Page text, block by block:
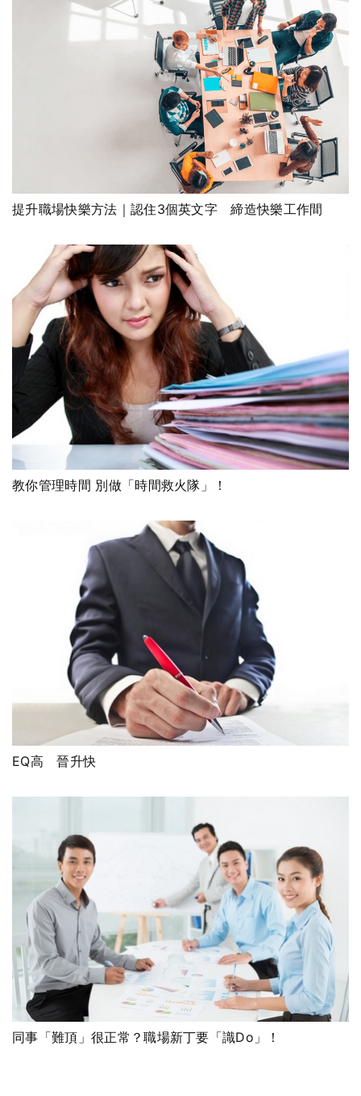
提升職場快樂方法｜認住3個英文字 締造快樂工作間
教你管理時間 別做「時間救火隊」！
EQ高 晉升快
同事「難頂」很正常？職場新丁要「識Do」！